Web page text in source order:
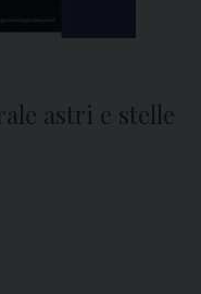
astri e stelle